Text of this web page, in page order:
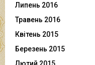
Липень 2016
Травень 2016
Квітень 2015
Березень 2015
Лютий 2015